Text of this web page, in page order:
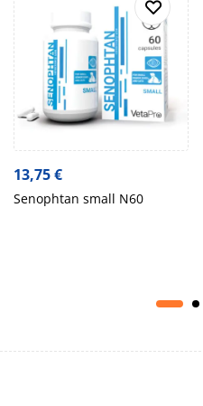
13,75€
Senophtan small N60